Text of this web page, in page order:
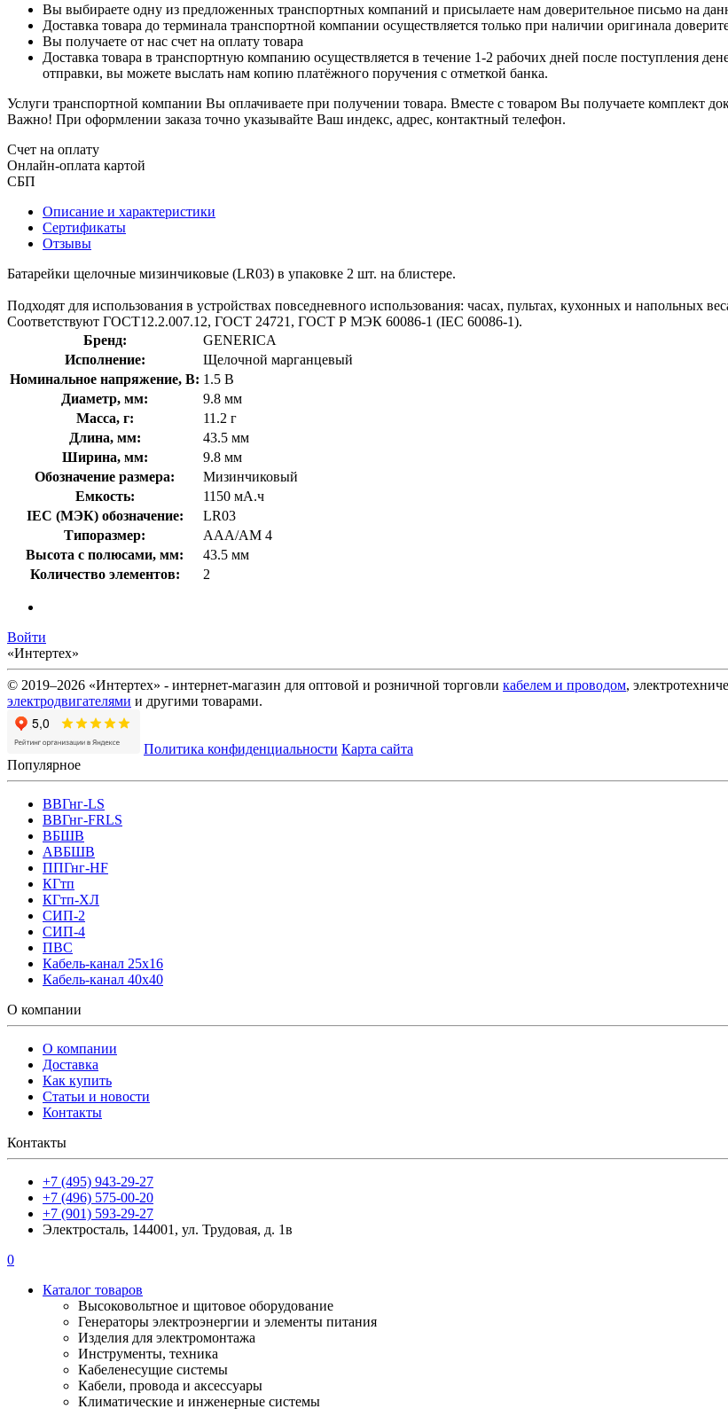
Вы выбираете одну из предложенных транспортных компаний и присылаете нам доверительное письмо на
Доставка товара до терминала транспортной компании осуществляется только при наличии оригинала
Вы получаете от нас счет на оплату товара
Доставка товара в транспортную компанию осуществляется в течение 1-2 рабочих дней после поступления
отправки, вы можете выслать нам копию платёжного поручения с отметкой банка.
Услуги транспортной компании Вы оплачиваете при получении товара. Вместе с товаром Вы получаете комплект
Важно! При оформлении заказа точно указывайте Ваш индекс, адрес, контактный телефон.
Счет на оплату
Онлайн-оплата картой
СБП
Описание и характеристики
Сертификаты
Отзывы
Батарейки щелочные мизинчиковые (LR03) в упаковке 2 шт. на блистере.
Подходят для использования в устройствах повседневного использования: часах, пультах, кухонных и напольных
Соответствуют ГОСТ12.2.007.12, ГОСТ 24721, ГОСТ Р МЭК 60086-1 (IEC 60086-1).
Бренд:
GENERICA
Исполнение:
Щелочной марганцевый
Номинальное напряжение, В: 1.5 В
Диаметр, мм:
9.8 мм
Масса, г:
11.2 г
Длина, мм:
43.5 мм
Ширина, мм:
9.8 мм
Обозначение размера:
Мизинчиковый
Емкость:
1150 мА.ч
IEC (МЭК) обозначение:
LR03
Типоразмер:
AAA/AM 4
Высота с полюсами, мм:
43.5 мм
Количество элементов:
2
Войти
«Интертех»
© 2019–2026 «Интертех» - интернет-магазин для оптовой и розничной торговли кабелем и проводом,
электродвигателями и другими товарами.
Политика конфиденциальности Карта сайта
Популярное
ВВГнг-LS
ВВГнг-FRLS
ВБШВ
АВБШВ
ППГнг-HF
КГтп
КГтп-ХЛ
СИП-2
СИП-4
ПВС
Кабель-канал 25х16
Кабель-канал 40х40
О компании
О компании
Доставка
Как купить
Статьи и новости
Контакты
Контакты
+7 (495) 943-29-27
+7 (496) 575-00-20
+7 (901) 593-29-27
Электросталь, 144001, ул. Трудовая, д. 1в
0
Каталог товаров
Высоковольтное и щитовое оборудование
Генераторы электроэнергии и элементы питания
Изделия для электромонтажа
Инструменты, техника
Кабеленесущие системы
Кабели, провода и аксессуары
Климатические и инженерные системы